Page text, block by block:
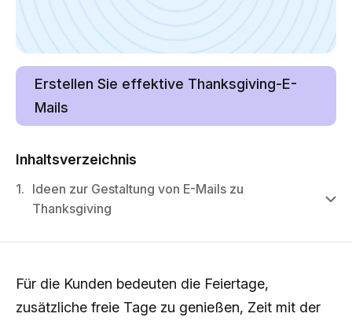
Erstellen Sie effektive Thanksgiving-E-
Mails
Inhaltsverzeichnis
1. Ideen zur Gestaltung von E-Mails zu
Thanksgiving
Für die Kunden bedeuten die Feiertage,
zusätzliche freie Tage zu genießen, Zeit mit der